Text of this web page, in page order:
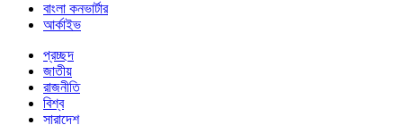
বাংলা কনভার্টার
আর্কাইভ
প্রচ্ছদ
জাতীয়
রাজনীতি
বিশ্ব
সারাদেশ